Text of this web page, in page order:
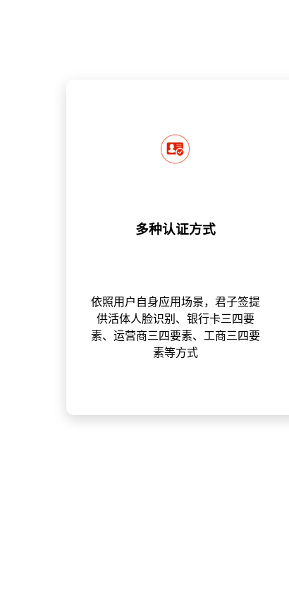
多种认证方式
依照用户自身应用场景，君子签提
供活体人脸识别、银行卡三四要
素、运营商三四要素、工商三四要
素等方式